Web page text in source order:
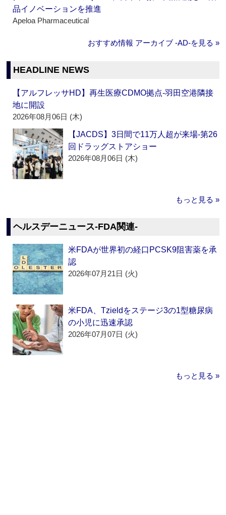
品イノベーションを推進
Apeloa Pharmaceutical
おすすめ情報 アーカイブ ‐AD‐を見る »
HEADLINE NEWS
【アルフレッサHD】再生医療CDMO拠点‐羽田空港隣接
地に開設
2026年08月06日 (木)
【JACDS】3日間で11万人超が来場‐第26
回ドラッグストアショー
2026年08月06日 (木)
もっと見る »
ヘルスデーニュース‐FDA関連‐
米FDAが世界初の経口PCSK9阻害薬を承
認
2026年07月21日 (火)
米FDA、Tzieldをステージ3の1型糖尿病
の小児に迅速承認
2026年07月07日 (火)
もっと見る »